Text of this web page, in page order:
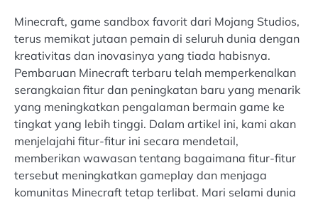
Minecraft, game sandbox favorit dari Mojang Studios,
terus memikat jutaan pemain di seluruh dunia dengan
kreativitas dan inovasinya yang tiada habisnya.
Pembaruan Minecraft terbaru telah memperkenalkan
serangkaian fitur dan peningkatan baru yang menarik
yang meningkatkan pengalaman bermain game ke
tingkat yang lebih tinggi. Dalam artikel ini, kami akan
menjelajahi fitur-fitur ini secara mendetail,
memberikan wawasan tentang bagaimana fitur-fitur
tersebut meningkatkan gameplay dan menjaga
komunitas Minecraft tetap terlibat. Mari selami dunia